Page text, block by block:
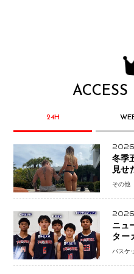
24H
冬季
見せ
ミラ
その他
ニュ
ター
V！ 東山は“背番号継承”で新たな物語
バスケ